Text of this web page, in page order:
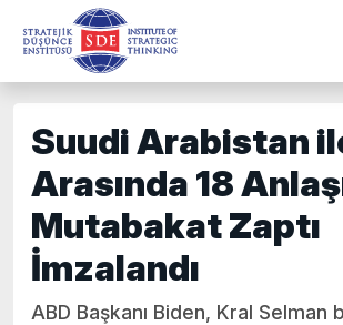
Suudi Arabistan
Arasında 18
Mutabakat Zaptı
İmzalandı
ABD Başkanı Biden, Kral Selman